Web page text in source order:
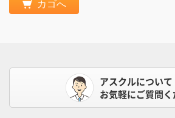
カゴへ
アスクルについて
お気軽にご質問く